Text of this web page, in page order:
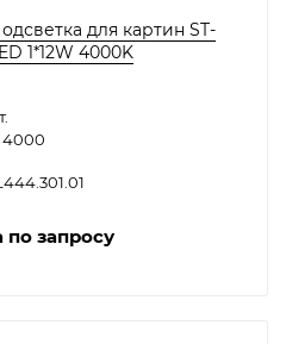
для картин ST-
1*12W 4000K
4000
по запросу